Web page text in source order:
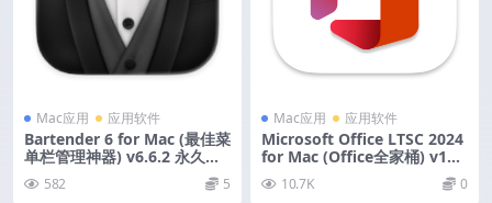
Mac应用 应用软件
Bartender 6 for Mac (最佳菜
单栏管理神器) v6.6.2 永久激
活版582 5
Mac应用 应用软件
Microsoft Office LTSC 2024
for Mac (Office全家桶) v16.
111.2 中文激活版
10.7K 0